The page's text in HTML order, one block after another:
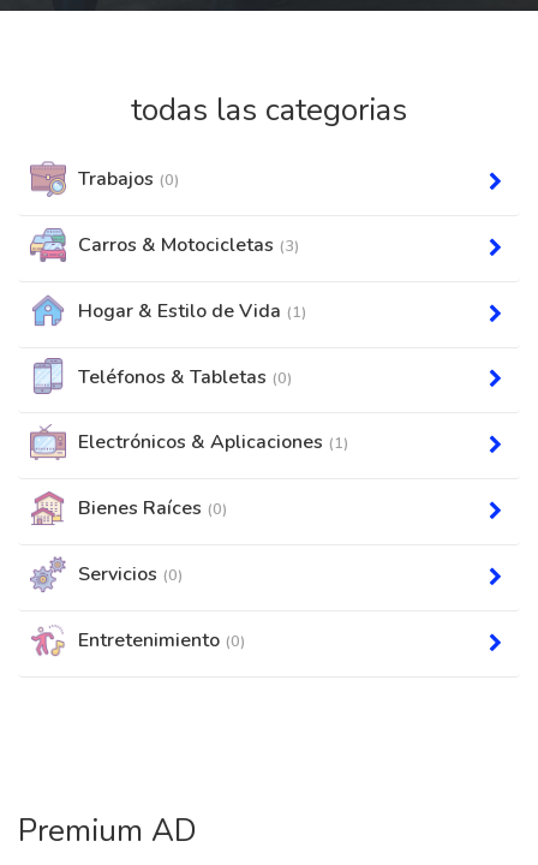
todas las categorias
Trabajos (0)
Carros & Motocicletas (3)
Hogar & Estilo de Vida (1)
Teléfonos & Tabletas (0)
Electrónicos & Aplicaciones (1)
Bienes Raíces (0)
Servicios (0)
Entretenimiento (0)
Premium AD